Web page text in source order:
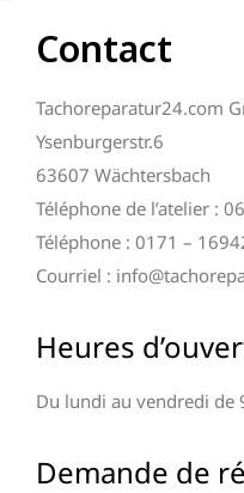
Contact
Tachoreparatur24.com
Ysenburgerstr.6
63607 Wächtersbach
Téléphone de l’atelier :
Téléphone : 0171 –
Courriel :
Heures
Du lundi au vendredi de
Demande de